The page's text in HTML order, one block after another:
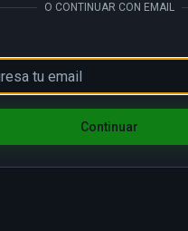
O CONTINUAR CON EMAIL
Continuar